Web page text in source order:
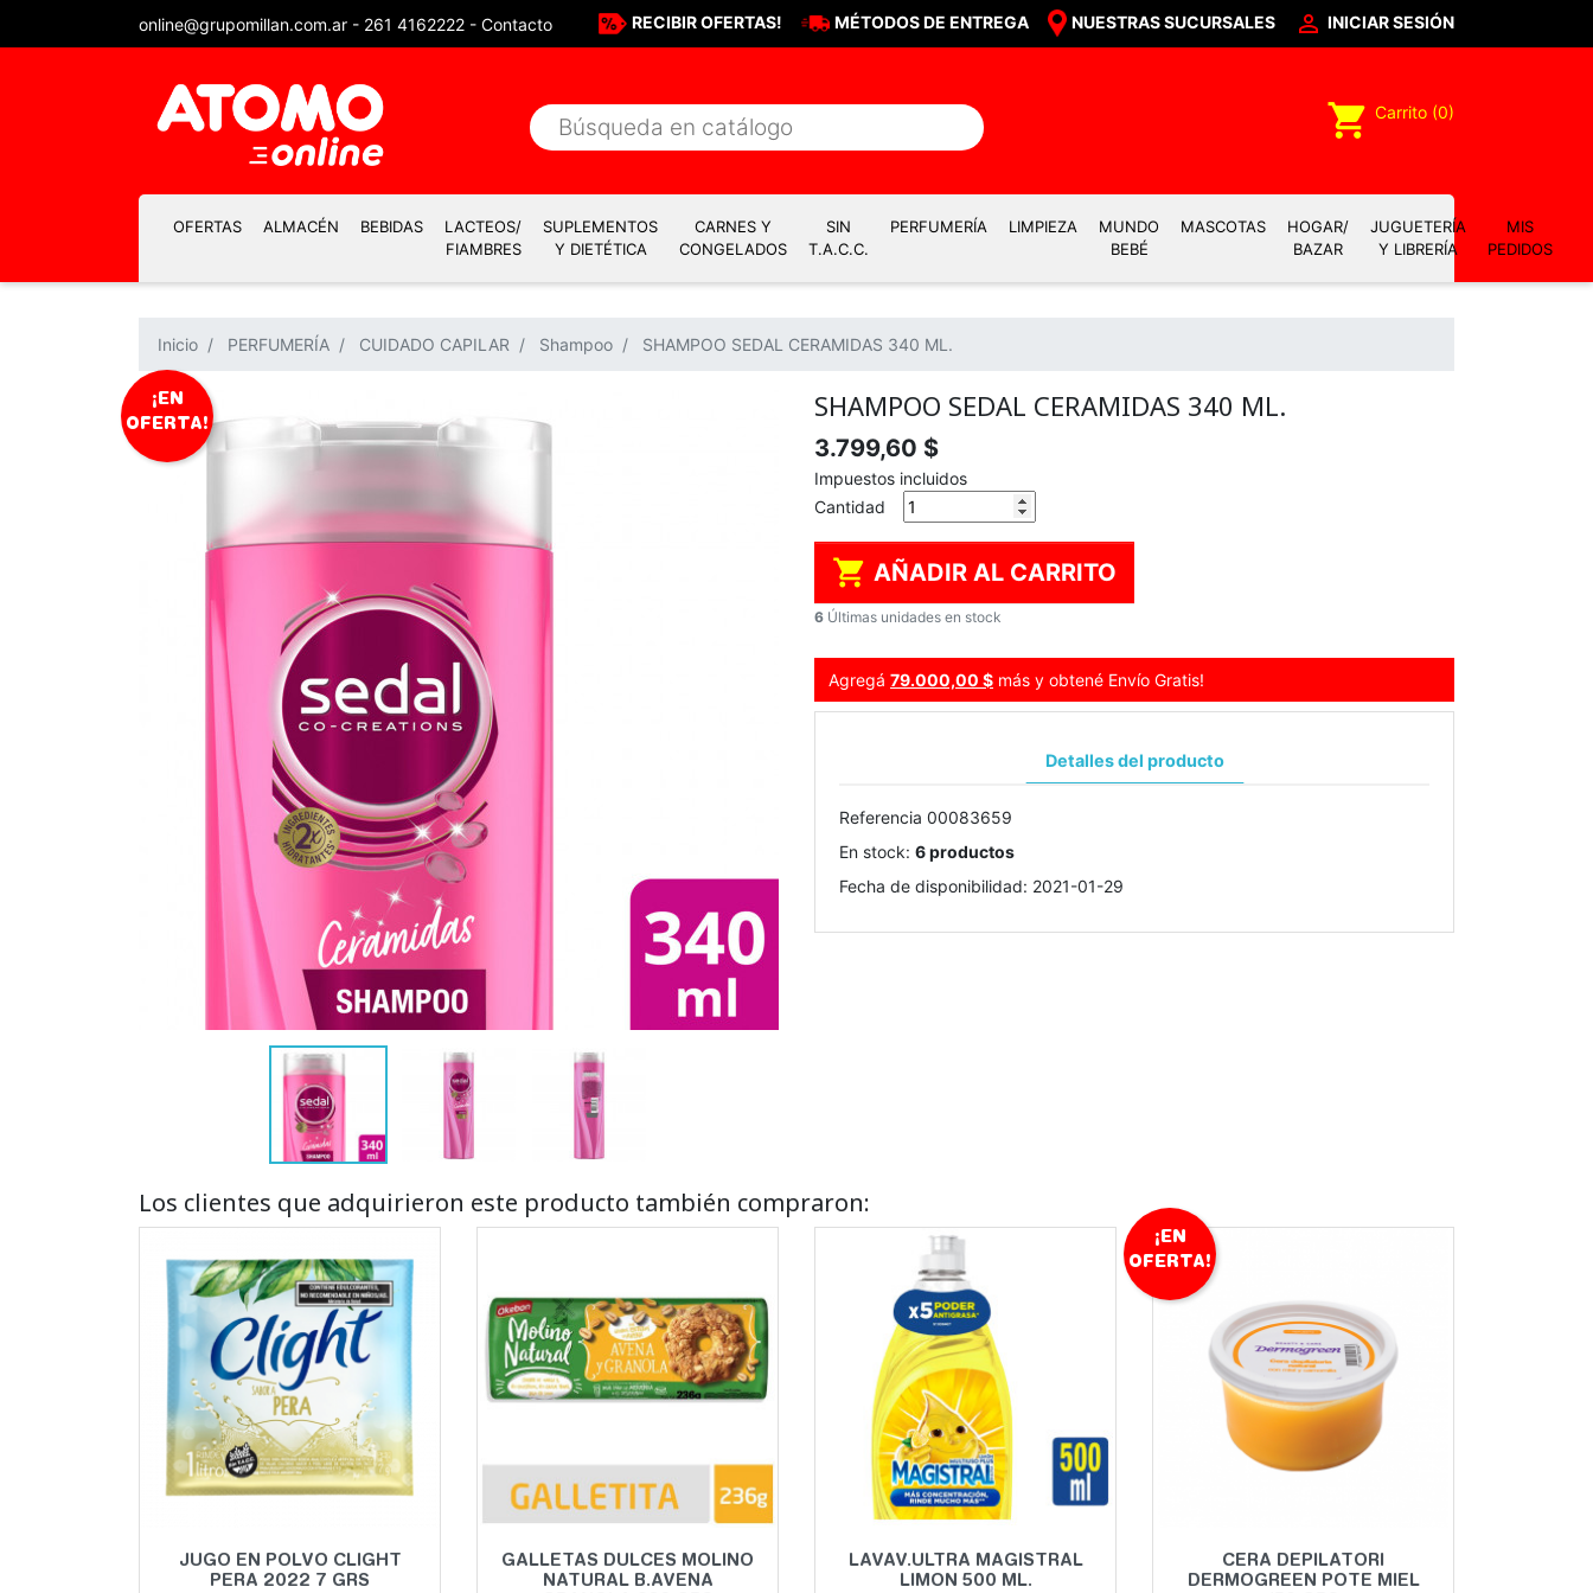
online@grupomillan.com.ar - 261 4162222 - Contacto RECIBIR OFERTAS! MÉTODOS DE ENTREGA NUESTRAS SUCURSALES  INICIAR SESIÓN
shopping_cart Carrito (0)
OFERTAS ALMACÉN BEBIDAS
LACTEOS/
FIAMBRES
SUPLEMENTOS
Y DIETÉTICA
CARNES Y
CONGELADOS
SIN
T.A.C.C.
PERFUMERÍA LIMPIEZA
MUNDO
BEBÉ
MASCOTAS
HOGAR/
BAZAR
JUGUETERÍA
Y LIBRERÍA
MIS
PEDIDOS
Inicio PERFUMERÍA CUIDADO CAPILAR Shampoo SHAMPOO SEDAL CERAMIDAS 340 ML.
¡EN
OFERTA!
SHAMPOO SEDAL CERAMIDAS 340 ML.
3.799,60 $
Impuestos incluidos
Cantidad
 AÑADIR AL CARRITO
6 Últimas unidades en stock
Agregá 79.000,00 $ más y obtené Envío Gratis!
Detalles del producto
Referencia 00083659
En stock: 6 productos
Fecha de disponibilidad: 2021-01-29
Los clientes que adquirieron este producto también compraron:
Vista rápida
JUGO EN POLVO CLIGHT
PERA 2022 7 GRS
Vista rápida
GALLETAS DULCES MOLINO
NATURAL B.AVENA
Vista rápida
LAVAV.ULTRA MAGISTRAL
LIMON 500 ML.
Vista rápida
CERA DEPILATORI
DERMOGREEN POTE MIEL
¡EN
OFERTA!